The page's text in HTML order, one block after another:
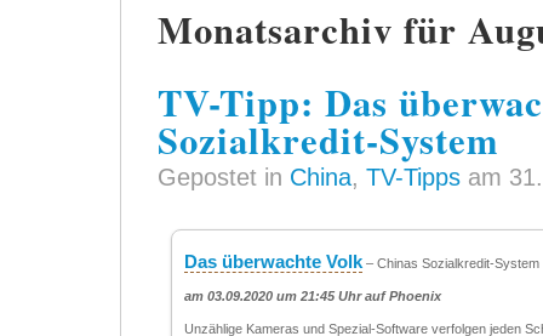
Monatsarchiv für
TV-Tipp: Das
Sozialkredit-System
Gepostet in China, TV-Tipps am
Das überwachte Volk – Chinas Sozialkredit-System
am 03.09.2020 um 21:45 Uhr auf Phoenix
Unzählige Kameras und Spezial-Software verfolgen jeden